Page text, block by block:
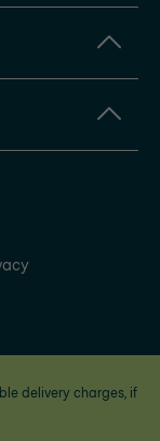
delivery charges, if